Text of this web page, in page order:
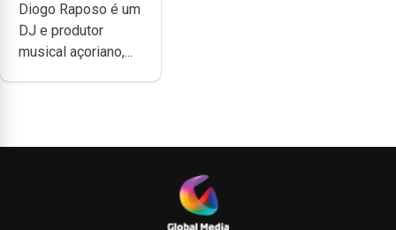
quão difícil é
produzir uma
música”
Diogo Raposo é um
DJ e produtor
musical açoriano,...